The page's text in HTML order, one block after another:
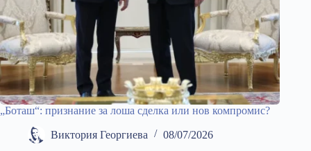
„Боташ“: признание за лоша сделка или нов компромис?
Виктория Георгиева 08/07/2026